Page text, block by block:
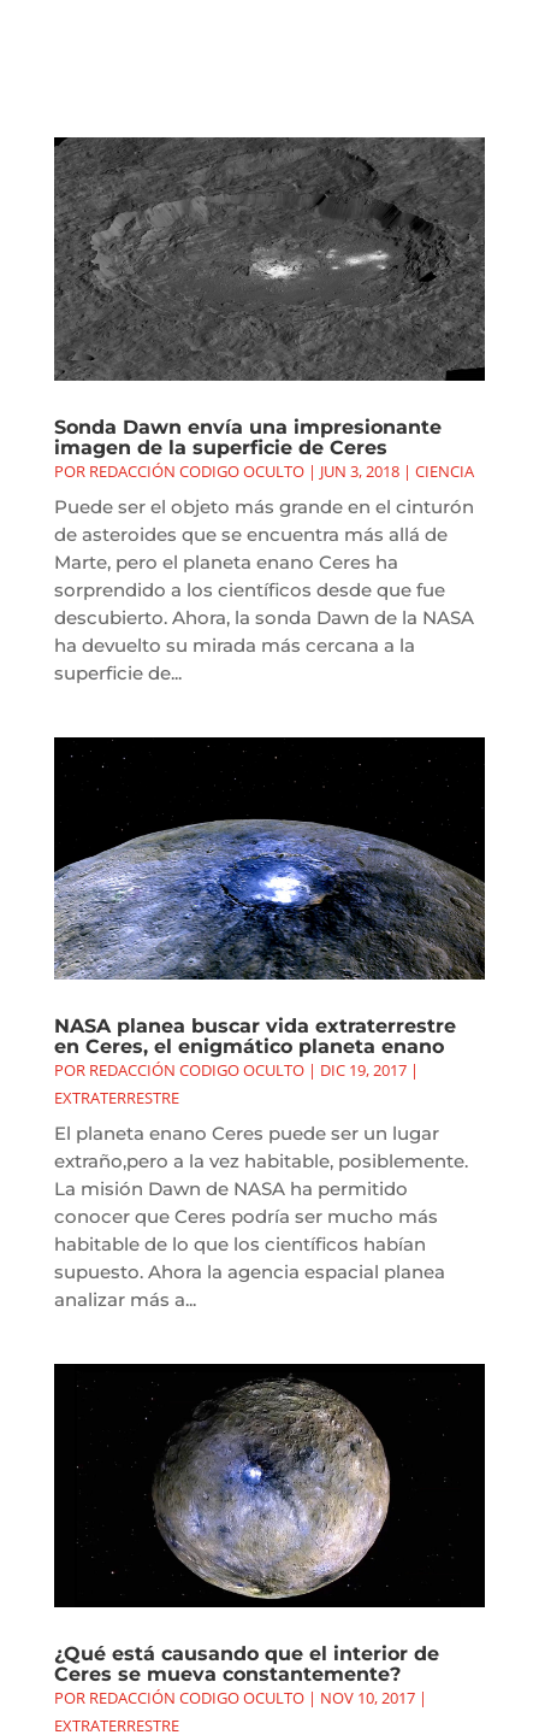
Sonda Dawn envía una impresionante
imagen de la superficie de Ceres
POR REDACCIÓN CODIGO OCULTO| JUN 3, 2018| CIENCIA
Puede ser el objeto más grande en el cinturón
de asteroides que se encuentra más allá de
Marte, pero el planeta enano Ceres ha
sorprendido a los científicos desde que fue
descubierto. Ahora, la sonda Dawn de la NASA
ha devuelto su mirada más cercana a la
superficie de...
NASA planea buscar vida extraterrestre
en Ceres, el enigmático planeta enano
POR REDACCIÓN CODIGO OCULTO| DIC 19, 2017|
EXTRATERRESTRE
El planeta enano Ceres puede ser un lugar
extraño,pero a la vez habitable, posiblemente.
La misión Dawn de NASA ha permitido
conocer que Ceres podría ser mucho más
habitable de lo que los científicos habían
supuesto. Ahora la agencia espacial planea
analizar más a...
¿Qué está causando que el interior de
Ceres se mueva constantemente?
POR REDACCIÓN CODIGO OCULTO| NOV 10, 2017|
EXTRATERRESTRE